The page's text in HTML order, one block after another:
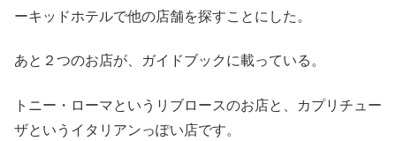
ーキッドホテルで他の店舗を探すことにした。
あと２つのお店が、ガイドブックに載っている。
トニー・ローマというリブロースのお店と、カプリチュー
ザというイタリアンっぽい店です。